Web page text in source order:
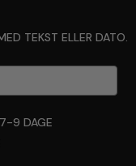
TEKST ELLER DATO.
7-9 DAGE